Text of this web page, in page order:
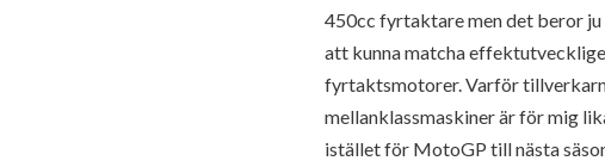
450cc fyrtaktare men det beror
att kunna matcha
fyrtaktsmotorer. Varför
mellanklassmaskiner är för mig
istället för MotoGP till nästa